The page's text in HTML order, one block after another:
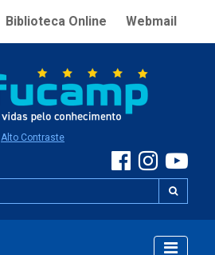
Biblioteca Online Webmail
Alto Contraste